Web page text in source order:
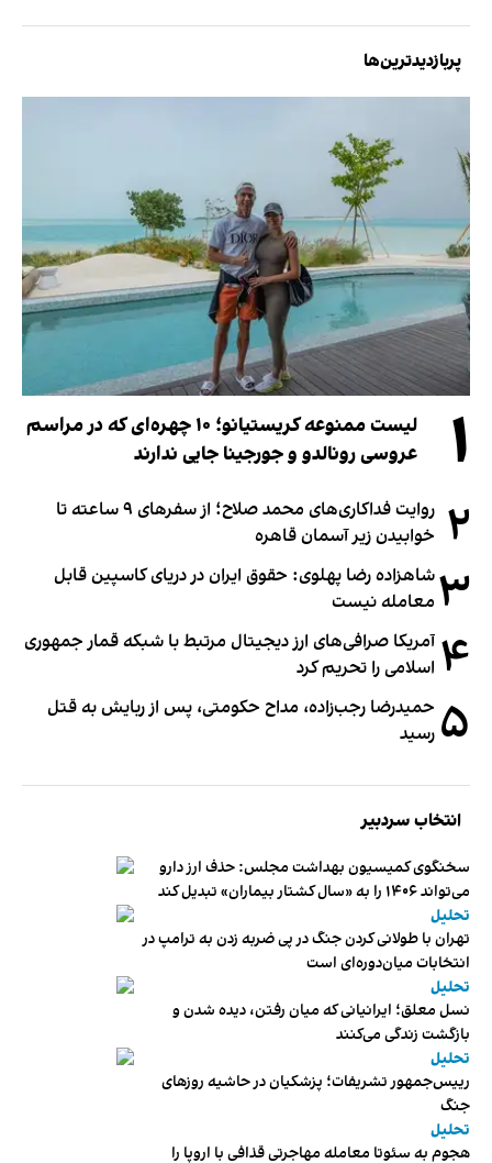
پربازدیدترین‌ها
۱
لیست ممنوعه کریستیانو؛ ۱۰ چهره‌ای که در مراسم
عروسی رونالدو و جورجینا جایی ندارند
۲
روایت فداکاری‌های محمد صلاح؛ از سفرهای ۹ ساعته تا
خوابیدن زیر آسمان قاهره
۳شاهزاده رضا پهلوی: حقوق ایران در دریای کاسپین قابل
معامله نیست
۴ آمریکا صرافی‌های ارز دیجیتال مرتبط با شبکه قمار جمهوری
اسلامی را تحریم کرد
۵ حمیدرضا رجب‌زاده، مداح حکومتی، پس از ربایش به قتل
رسید
انتخاب سردبیر
سخنگوی کمیسیون بهداشت مجلس: حذف ارز دارو
می‌تواند ۱۴۰۶ را به «سال کشتار بیماران» تبدیل کند
تحلیل
تهران با طولانی کردن جنگ در پی ضربه زدن به ترامپ در
انتخابات میان‌دوره‌ای است
تحلیل
نسل معلق؛ ایرانیانی که میان رفتن، دیده شدن و
بازگشت زندگی می‌کنند
تحلیل
رییس‌جمهور تشریفات؛ پزشکیان در حاشیه روزهای
جنگ
تحلیل
هجوم به سئوتا معامله مهاجرتی قذافی با اروپا را